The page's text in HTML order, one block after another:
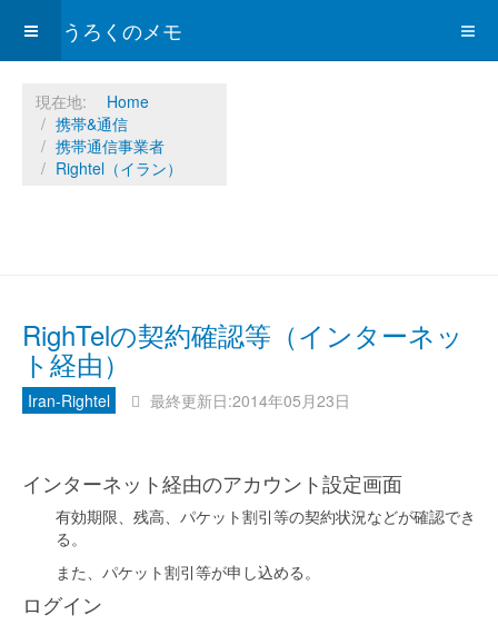
ひょうろくのメモ
現在地:
Home
携帯&通信
携帯通信事業者
Rightel（イラン）
RighTelの契約確認等（インターネッ
ト経由）
Iran-Rightel 最終更新日:2014年05月23日
インターネット経由のアカウント設定画面
有効期限、残高、パケット割引等の契約状況などが確認でき
る。
また、パケット割引等が申し込める。
ログイン